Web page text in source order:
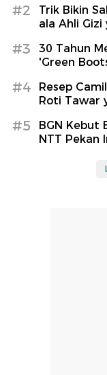
#2
Trik Bikin
ala Ahli Gizi
#3
30 Tahun
'Green
#4
Resep
Roti Tawar
#5
BGN Kebut
NTT Pekan